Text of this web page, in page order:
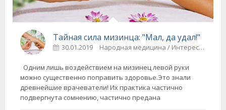
Тайная сила мизинца: "Мал, да удал!"
30.01.2019 Народная медицина / Интересные факты
Одним лишь воздействием на мизинец левой руки
можно существенно поправить здоровье.Это знали
древнейшие врачеватели! Их практика частично
подвергнута сомнению, частично предана